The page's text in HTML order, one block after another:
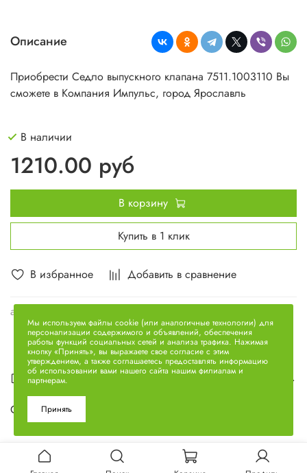
В избранное Добавить в сравнение
арт.
Описание
Приобрести Седло выпускного клапана 7511.1003110 Вы
сможете в Компания Импульс, город Ярославль
В наличии
1210.00 руб
В корзину
Купить в 1 клик
Описание
Седло выпускного клапана 7511.1003110
Мы используем файлы cookie (или аналогичные технологии) для
персонализации содержимого и объявлений, обеспечения
работы функций социальных сетей и анализа трафика. Нажимая
кнопку «Принять», вы выражаете свое согласие с этим
утверждением, а также соглашаетесь предоставлять информацию
об использовании вами нашего сайта нашим филиалам и
партнерам.
Принять